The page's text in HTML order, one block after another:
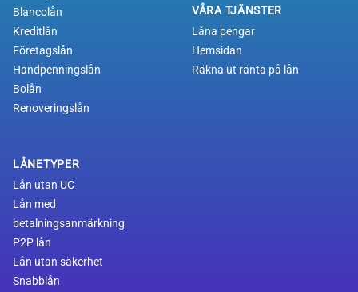
Blancolån
Kreditlån
Företagslån
Handpenningslån
Bolån
Renoveringslån
LÅNETYPER
Lån utan UC
Lån med
betalningsanmärkning
P2P lån
Lån utan säkerhet
Snabblån
VÅRA TJÄNSTER
Låna pengar
Hemsidan
Räkna ut ränta på lån